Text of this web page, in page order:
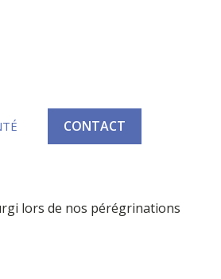
CONTACT
lors de nos pérégrinations